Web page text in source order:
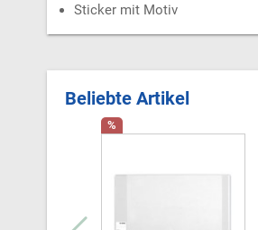
Sticker mit Motiv
Beliebte Artikel
%